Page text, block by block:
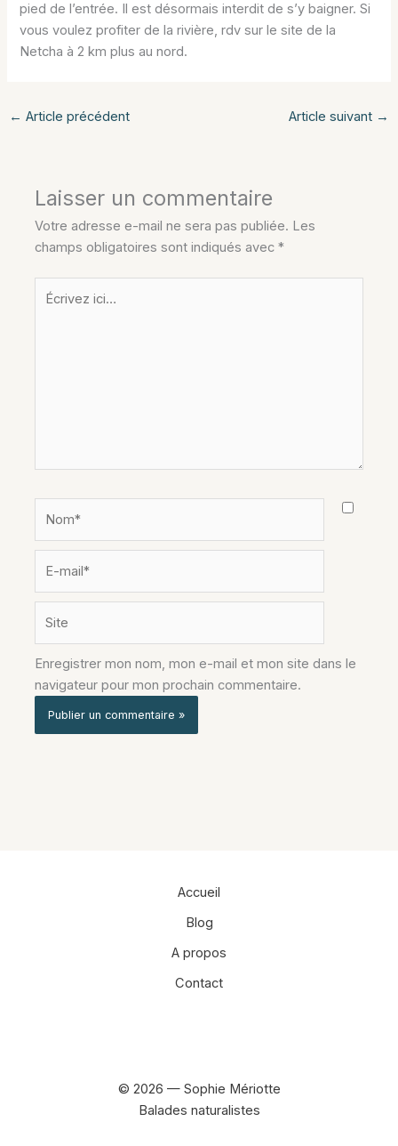
pied de l’entrée. Il est désormais interdit de s’y baigner. Si
vous voulez profiter de la rivière, rdv sur le site de la
Netcha à 2 km plus au nord.
← Article précédent Article suivant →
Laisser un commentaire
Votre adresse e-mail ne sera pas publiée. Les
champs obligatoires sont indiqués avec*
Écrivez
ici…
mail*
Enregistrer mon nom, mon e-mail et mon site dans le
navigateur pour mon prochain commentaire.
Accueil
Blog
A propos
Contact
© 2026 — Sophie Mériotte
Balades naturalistes